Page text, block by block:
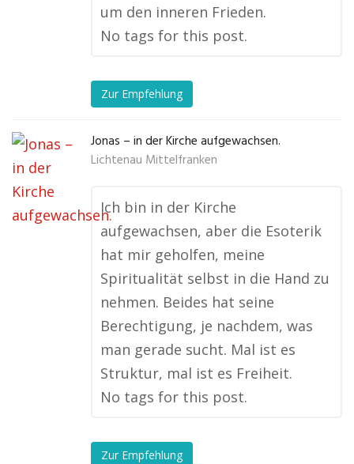
um den inneren Frieden.
No tags for this post.
Zur Empfehlung
Jonas – in der Kirche aufgewachsen.
Lichtenau Mittelfranken
Ich bin in der Kirche
aufgewachsen, aber die Esoterik
hat mir geholfen, meine
Spiritualität selbst in die Hand zu
nehmen. Beides hat seine
Berechtigung, je nachdem, was
man gerade sucht. Mal ist es
Struktur, mal ist es Freiheit.
No tags for this post.
Zur Empfehlung